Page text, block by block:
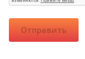
Отправить